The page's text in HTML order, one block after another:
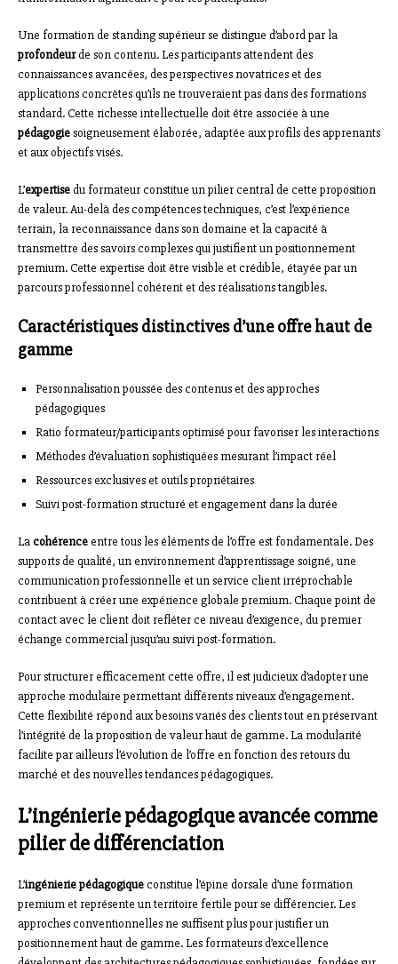
Une formation de standing supérieur se distingue d’abord par la
profondeurde son contenu. Les participants attendent des
connaissances avancées, des perspectives novatrices et des
applications concrètes qu’ils ne trouveraient pas dans des formations
standard. Cette richesse intellectuelle doit être associée à une
pédagogiesoigneusement élaborée, adaptée aux profils des apprenants
et aux objectifs visés.
L’expertisedu formateur constitue un pilier central de cette proposition
de valeur. Au-delà des compétences techniques, c’est l’expérience
terrain, la reconnaissance dans son domaine et la capacité à
transmettre des savoirs complexes qui justifient un positionnement
premium. Cette expertise doit être visible et crédible, étayée par un
parcours professionnel cohérent et des réalisations tangibles.
Caractéristiques distinctives d’une offre haut de
gamme
Personnalisation poussée des contenus et des approches
pédagogiques
Ratio formateur/participants optimisé pour favoriser les interactions
Méthodes d’évaluation sophistiquées mesurant l’impact réel
Ressources exclusives et outils propriétaires
Suivi post-formation structuré et engagement dans la durée
Lacohérenceentre tous les éléments de l’offre est fondamentale. Des
supports de qualité, un environnement d’apprentissage soigné, une
communication professionnelle et un service client irréprochable
contribuent à créer une expérience globale premium. Chaque point de
contact avec le client doit refléter ce niveau d’exigence, du premier
échange commercial jusqu’au suivi post-formation.
Pour structurer efficacement cette offre, il est judicieux d’adopter une
approche modulaire permettant différents niveaux d’engagement.
Cette flexibilité répond aux besoins variés des clients tout en préservant
l’intégrité de la proposition de valeur haut de gamme. La modularité
facilite par ailleurs l’évolution de l’offre en fonction des retours du
marché et des nouvelles tendances pédagogiques.
L’ingénierie pédagogique avancée comme
pilier de différenciation
L’ingénierie pédagogiqueconstitue l’épine dorsale d’une formation
premium et représente un territoire fertile pour se différencier. Les
approches conventionnelles ne suffisent plus pour justifier un
positionnement haut de gamme. Les formateurs d’excellence